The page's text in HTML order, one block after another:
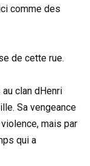
comme des
de cette rue.
clan dHenri
Sa vengeance
mais par
qui a